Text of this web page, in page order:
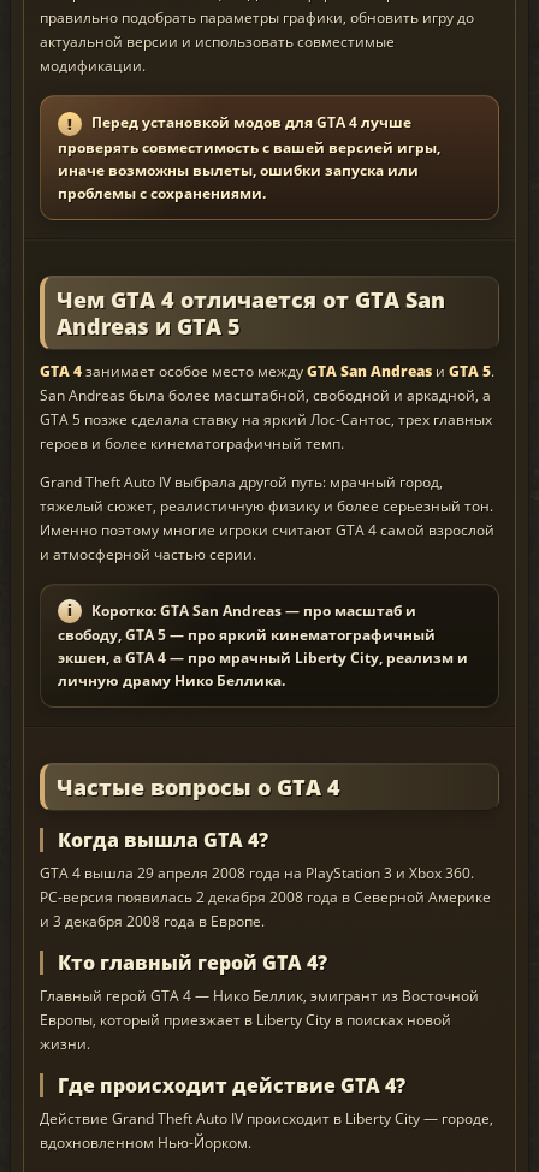
правильно подобрать параметры графики, обновить игру до
актуальной версии и использовать совместимые
модификации.
Перед установкой модов для GTA 4 лучше
проверять совместимость с вашей версией игры,
иначе возможны вылеты, ошибки запуска или
проблемы с сохранениями.
Чем GTA 4 отличается от GTA San
Andreas и GTA 5
GTA 4занимает особое место междуGTA San Andreas и GTA 5.
San Andreas была более масштабной, свободной и аркадной, а
GTA 5 позже сделала ставку на яркий Лос-Сантос, трех главных
героев и более кинематографичный темп.
Grand Theft Auto IV выбрала другой путь: мрачный город,
тяжелый сюжет, реалистичную физику и более серьезный тон.
Именно поэтому многие игроки считают GTA 4 самой взрослой
и атмосферной частью серии.
Коротко: GTA San Andreas — про масштаб и
свободу, GTA 5 — про яркий кинематографичный
экшен, а GTA 4 — про мрачный Liberty City, реализм и
личную драму Нико Беллика.
Частые вопросы о GTA 4
Когда вышла GTA 4?
GTA 4 вышла 29 апреля 2008 года на PlayStation 3 и Xbox 360.
PC-версия появилась 2 декабря 2008 года в Северной Америке
и 3 декабря 2008 года в Европе.
Кто главный герой GTA 4?
Главный герой GTA 4 — Нико Беллик, эмигрант из Восточной
Европы, который приезжает в Liberty City в поисках новой
жизни.
Где происходит действие GTA 4?
Действие Grand Theft Auto IV происходит в Liberty City — городе,
вдохновленном Нью-Йорком.